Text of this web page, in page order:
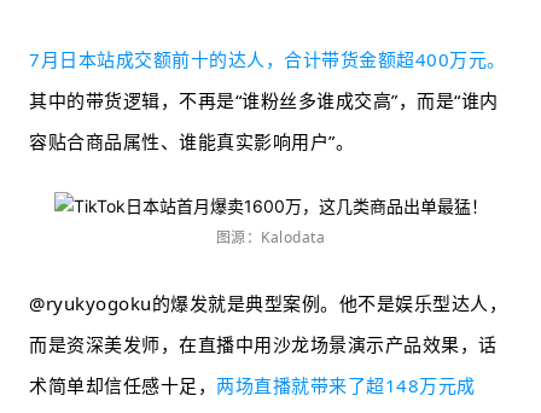
7月日本站成交额前十的达人，合计带货金额超400万元。
其中的带货逻辑，不再是“谁粉丝多谁成交高”，而是“谁内
容贴合商品属性、谁能真实影响用户”。
图源：Kalodata
@ryukyogoku的爆发就是典型案例。他不是娱乐型达人，
而是资深美发师，在直播中用沙龙场景演示产品效果，话
术简单却信任感十足， 两场直播就带来了超148万元成